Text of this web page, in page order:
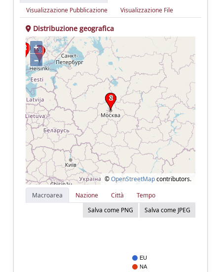
Visualizzazione Pubblicazione
Visualizzazione File
Distribuzione geografica
+
–
©OpenStreetMapcontributors.
Macroarea
Nazione Città
Tempo
Salva come PNG
Salva come JPEG
EU
NA